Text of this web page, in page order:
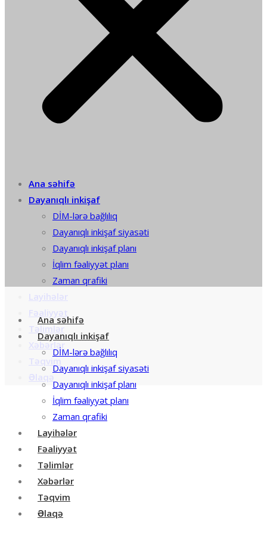
Ana səhifə
Dayanıqlı inkişaf
DİM-lərə bağlılıq
Dayanıqlı inkişaf siyasəti
Dayanıqlı inkişaf planı
İqlim fəaliyyət planı
Zaman qrafiki
Layihələr
Fəaliyyət
Təlimlər
Xəbərlər
Təqvim
Əlaqə
Ana səhifə
Dayanıqlı inkişaf
DİM-lərə bağlılıq
Dayanıqlı inkişaf siyasəti
Dayanıqlı inkişaf planı
İqlim fəaliyyət planı
Zaman qrafiki
Layihələr
Fəaliyyət
Təlimlər
Xəbərlər
Təqvim
Əlaqə